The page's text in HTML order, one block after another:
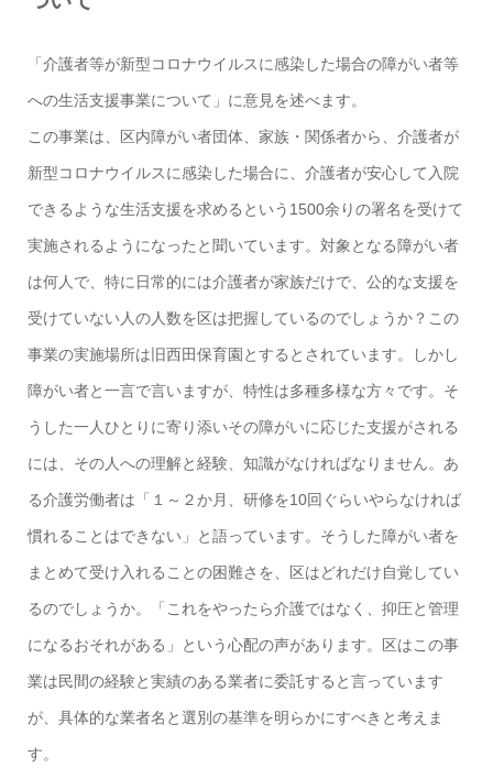
「介護者等が新型コロナウイルスに感染した場合の障がい者等
への生活支援事業について」に意見を述べます。
この事業は、区内障がい者団体、家族・関係者から、介護者が
新型コロナウイルスに感染した場合に、介護者が安心して入院
できるような生活支援を求めるという1500余りの署名を受けて
実施されるようになったと聞いています。対象となる障がい者
は何人で、特に日常的には介護者が家族だけで、公的な支援を
受けていない人の人数を区は把握しているのでしょうか？この
事業の実施場所は旧西田保育園とするとされています。しかし
障がい者と一言で言いますが、特性は多種多様な方々です。そ
うした一人ひとりに寄り添いその障がいに応じた支援がされる
には、その人への理解と経験、知識がなければなりません。あ
る介護労働者は「１～２か月、研修を10回ぐらいやらなければ
慣れることはできない」と語っています。そうした障がい者を
まとめて受け入れることの困難さを、区はどれだけ自覚してい
るのでしょうか。「これをやったら介護ではなく、抑圧と管理
になるおそれがある」という心配の声があります。区はこの事
業は民間の経験と実績のある業者に委託すると言っています
が、具体的な業者名と選別の基準を明らかにすべきと考えま
す。